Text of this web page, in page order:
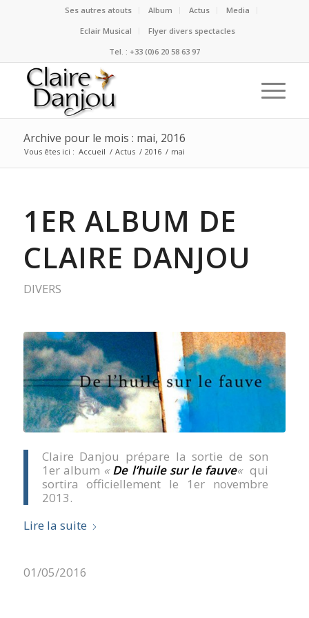
Ses autres atouts Album Actus
Media
Eclair Musical
Flyer divers spectacles
Tel. : +33 (0)6 20 58 63 97
Archive pour le mois : mai, 2016
Vous êtes ici : Accueil / Actus / 2016 / mai
1ER ALBUM DE
CLAIRE DANJOU
DIVERS
Claire Danjou prépare la sortie de son
1er album «De l’huile sur le fauve« qui
sortira officiellement le 1er novembre
2013.
Lire la suite
01/05/2016